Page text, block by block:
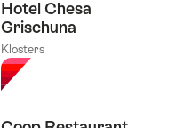
Hotel Chesa
Grischuna
Klosters